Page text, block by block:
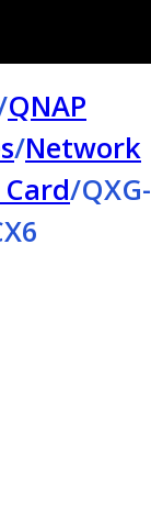
QNAP
/Network
/QXG-